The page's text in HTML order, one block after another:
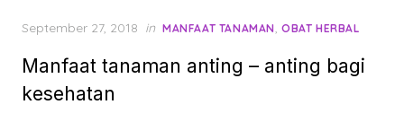
Posted
September 27, 2018 in MANFAAT TANAMAN, OBAT HERBAL
Manfaat tanaman anting – anting bagi
kesehatan